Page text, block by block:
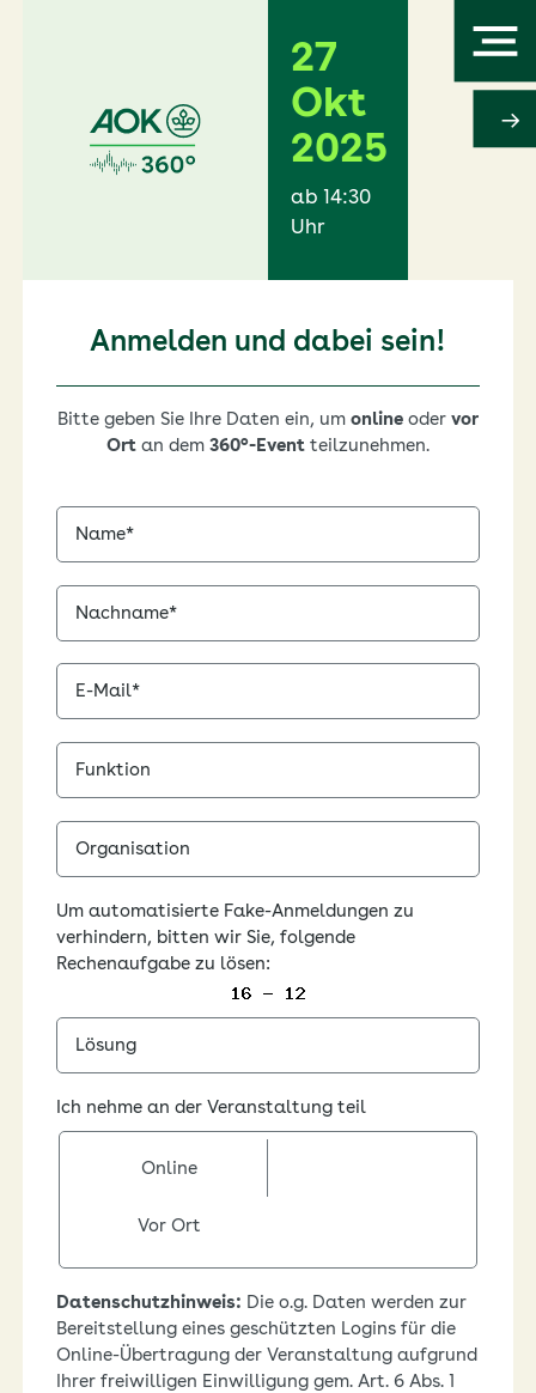
Menü
Home: Mindspace
Archiv "Pflege 360°: Wie können wir die Pflege der
Zukunft gemeinsam stärken?"
zurück ins Leben."
Archiv „Chronisch gut versorgt.
Gesundheitskompetenz aus 1. Hand"
27
Okt
2025
ab 14:30
Uhr
Anmelden und dabei sein!
Bitte geben Sie Ihre Daten ein, um online oder vor
Ort an dem 360°-Event teilzunehmen.
Mail*
Um automatisierte Fake-Anmeldungen zu
verhindern, bitten wir Sie, folgende
Rechenaufgabe zu lösen:
Ich nehme an der Veranstaltung teil
Online
Vor Ort
Datenschutzhinweis: Die o.g. Daten werden zur
Bereitstellung eines geschützten Logins für die
Online-Übertragung der Veranstaltung aufgrund
Ihrer freiwilligen Einwilligung gem. Art. 6 Abs. 1